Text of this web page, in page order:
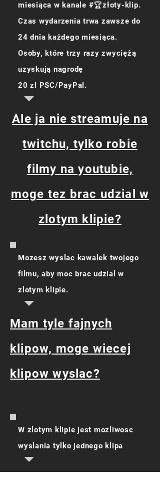
miesiąca w kanale #🏆złoty-klip.
Czas wydarzenia trwa zawsze do
24 dnia każdego miesiąca.
Osoby, które trzy razy zwyciężą
uzyskują nagrodę
20 zl PSC/PayPal.
Ale ja nie streamuje na
twitchu, tylko robie
filmy na youtubie,
moge tez brac udzial w
zlotym klipie?
Mozesz wyslac kawalek twojego
filmu, aby moc brac udzial w
zlotym klipie.
Mam tyle fajnych
klipow, moge wiecej
klipow wyslac?
W zlotym klipie jest mozliwosc
wyslania tylko jednego klipa